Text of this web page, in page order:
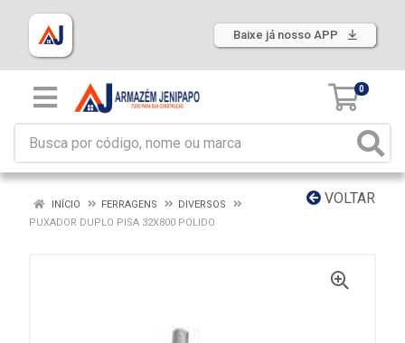
Baixe já nosso APP
0
VOLTAR
INÍCIO FERRAGENS
DIVERSOS
PUXADOR DUPLO PISA 32X800 POLIDO